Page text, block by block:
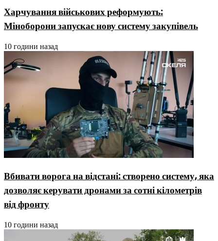
Харчування військових реформують:
Міноборони запускає нову систему закупівель
10 години назад
Вбивати ворога на відстані: створено систему, яка
дозволяє керувати дронами за сотні кілометрів
від фронту
10 години назад